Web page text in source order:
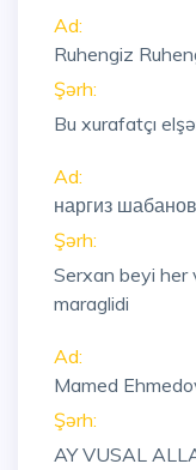
Ad:
Ruhengiz
Şərh:
Bu xurafatçı
Ad:
наргиз
Şərh:
Serxan beyi her
maraglidi
Ad:
Mamed
Şərh:
AY VUSAL